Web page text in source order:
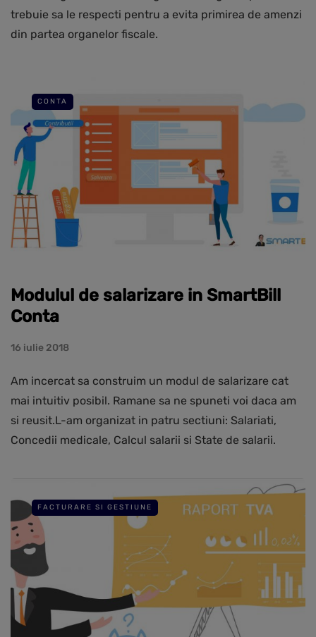
trebuie sa le respecti pentru a evita primirea de amenzi
din partea organelor fiscale.
CONTA
Modulul de salarizare in SmartBill
Conta
16 iulie 2018
Am incercat sa construim un modul de salarizare cat
mai intuitiv posibil. Ramane sa ne spuneti voi daca am
si reusit.L-am organizat in patru sectiuni: Salariati,
Concedii medicale, Calcul salarii si State de salarii.
FACTURARE SI GESTIUNE